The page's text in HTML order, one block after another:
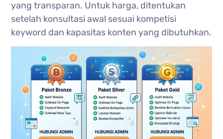
yang transparan. Untuk harga, ditentukan
setelah konsultasi awal sesuai kompetisi
keyword dan kapasitas konten yang dibutuhkan.